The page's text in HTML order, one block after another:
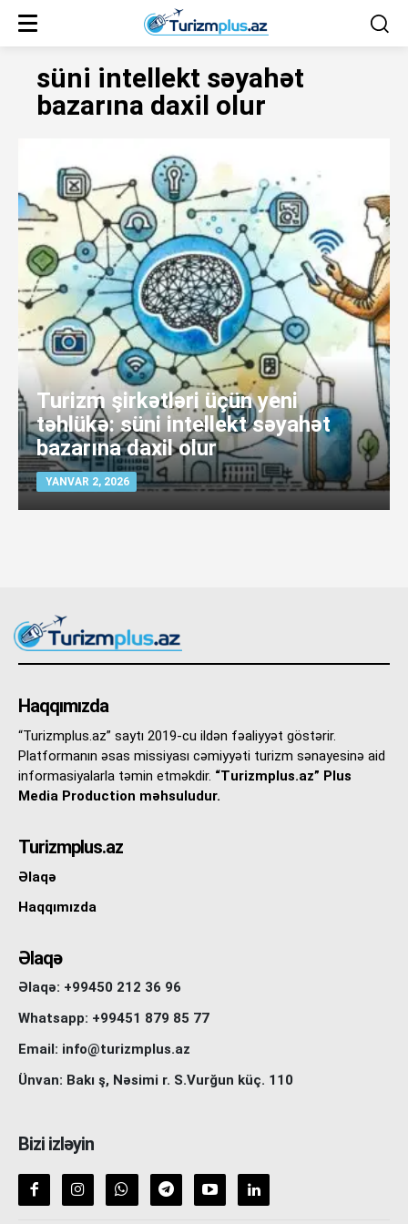
süni intellekt səyahət
bazarına daxil olur
Turizm şirkətləri üçün yeni
təhlükə: süni intellekt səyahət
bazarına daxil olur
YANVAR 2, 2026
Haqqımızda
“Turizmplus.az” saytı 2019-cu ildən fəaliyyət göstərir.
Platformanın əsas missiyası cəmiyyəti turizm sənayesinə aid
informasiyalarla təmin etməkdir. “Turizmplus.az” Plus
Media Production məhsuludur.
Turizmplus.az
Əlaqə
Haqqımızda
Əlaqə
Əlaqə: +99450 212 36 96
Whatsapp: +99451 879 85 77
Email: info@turizmplus.az
Ünvan: Bakı ş, Nəsimi r. S.Vurğun küç. 110
Bizi izləyin